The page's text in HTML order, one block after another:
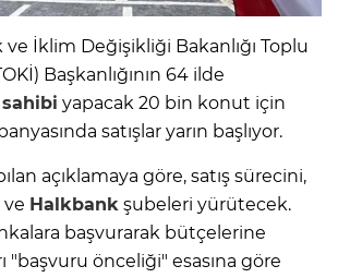
ve İklim Değişikliği Bakanlığı Toplu
Başkanlığının 64 ilde
yapacak 20 bin konut için
satışlar yarın başlıyor.
açıklamaya göre, satış sürecini,
ve Halkbank şubeleri yürütecek.
başvurarak bütçelerine
"başvuru önceliği" esasına göre